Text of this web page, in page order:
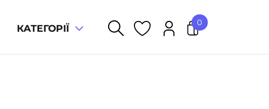
КАТЕГОРІЇ
0
У кошику немає товарів.